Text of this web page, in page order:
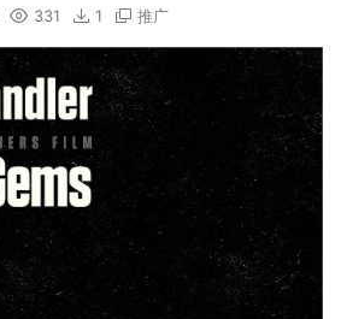
331 1 推广